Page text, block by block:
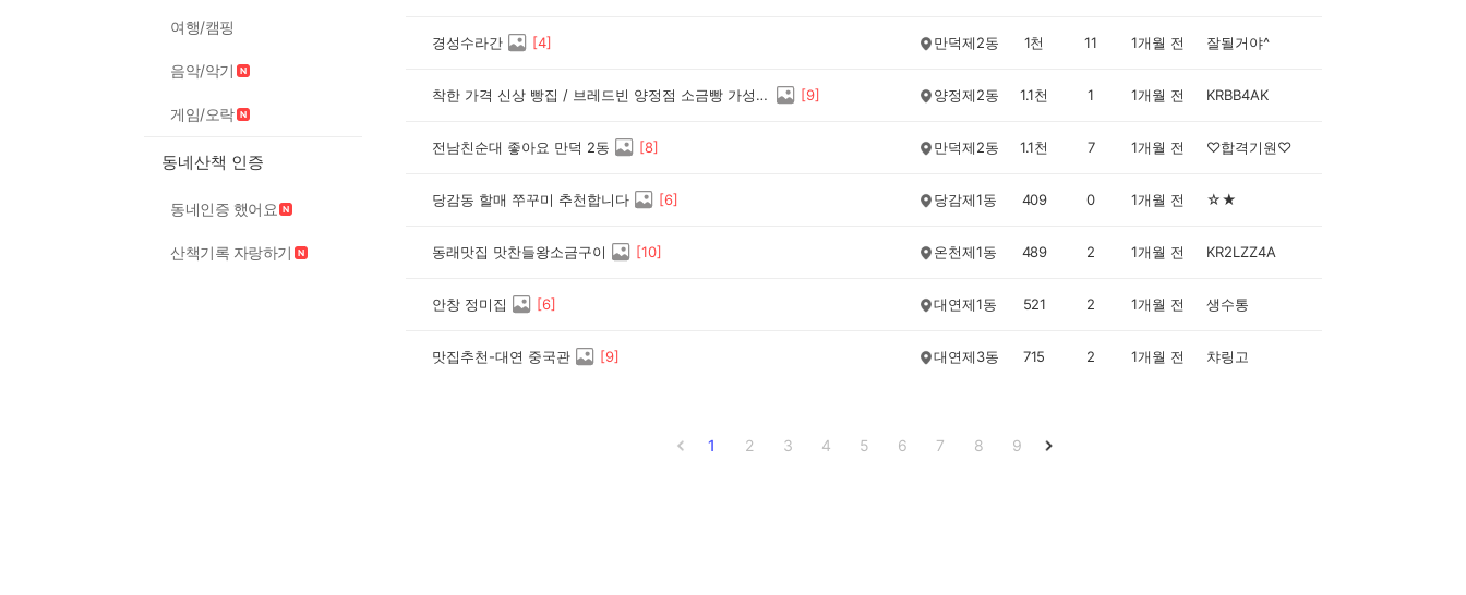
여행/캠핑
음악/악기
게임/오락
동네산책 인증
동네인증 했어요
산책기록 자랑하기
경성수라간 [4] 만덕제2동 1천 11 1개월 전 잘될거야^
착한 가격 신상 빵집 / 브레드빈 양정점 소금빵 가성비 좋네요 [9] 양정제2동 1.1천 1 1개월 전 KRBB4AK
전남친순대 좋아요 만덕 2동 [8] 만덕제2동 1.1천 7 1개월 전 ♡합격기원♡
당감동 할매 쭈꾸미 추천합니다 [6] 당감제1동 409 0 1개월 전 ☆★
동래맛집 맛찬들왕소금구이 [10] 온천제1동 489 2 1개월 전 KR2LZZ4A
안창 정미집 [6] 대연제1동 521 2 1개월 전 생수통
맛집추천-대연 중국관 [9] 대연제3동 715 2 1개월 전 챠링고
1 2 3 4 5 6 7 8 9